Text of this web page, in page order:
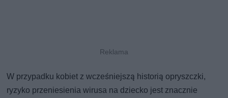
W przypadku kobiet z wcześniejszą historią opryszczki,
ryzyko przeniesienia wirusa na dziecko jest znacznie